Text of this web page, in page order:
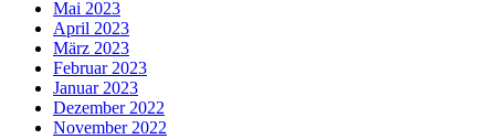
Mai 2023
April 2023
März 2023
Februar 2023
Januar 2023
Dezember 2022
November 2022